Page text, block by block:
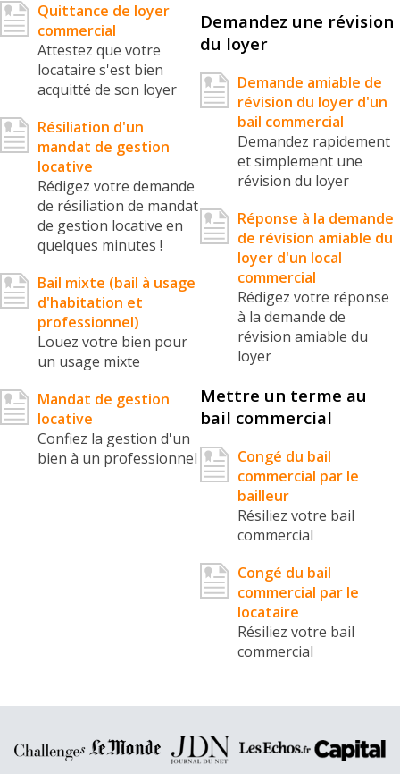
Quittance de loyer
commercial
Attestez que votre
locataire s'est bien
acquitté de son loyer
Résiliation d'un
mandat de gestion
locative
Rédigez votre demande
de résiliation de mandat
de gestion locative en
quelques minutes !
Bail mixte (bail à usage
d'habitation et
professionnel)
Louez votre bien pour
un usage mixte
Mandat de gestion
locative
Confiez la gestion d'un
bien à un professionnel
Demandez une révision
du loyer
Demande amiable de
révision du loyer d'un
bail commercial
Demandez rapidement
et simplement une
révision du loyer
Réponse à la demande
de révision amiable du
loyer d'un local
commercial
Rédigez votre réponse
à la demande de
révision amiable du
loyer
Mettre un terme au
bail commercial
Congé du bail
commercial par le
bailleur
Résiliez votre bail
commercial
Congé du bail
commercial par le
locataire
Résiliez votre bail
commercial